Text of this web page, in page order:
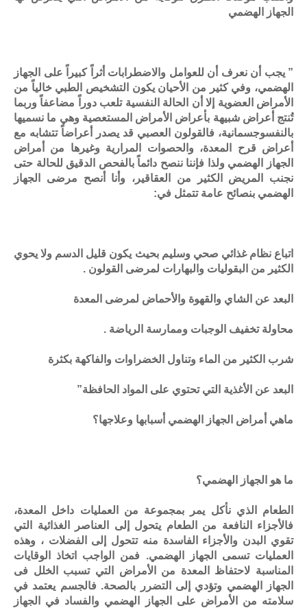
الجهاز الهضمي
” يجب أن نعرف أن للعوامل والاضطرابات أثراً كبيراً على الجهاز
الهضمي، وفي كثير من الأحيان يكون التشخيص الطبي خالياً من
الأمراض العضوية إلا أن الحالة النفسية تلعب دوراً مضاعفاً وربما
تُنتج أعراض شبيهة بأعراض الأمراض المستعصية وهي ما نسميها
بالنفسوجسمانية، فالقولون العصبي قد يصدر أعراضاً تتشابه مع
أعراض قرح المعدة، والحصوات المرارية وغيرها من أمراض
الجهاز الهضمي ولذا فإننا ننصح دائماً بالفحص الدقيق للحالة حتى
نجنب المريض الكثير من العقاقير، وأنا أنصح مرضى الجهاز
الهضمي بنصائح عامة تتمثل في:
اتباع نظام غذائي صحي وسليم بحيث يكون قليل الدسم ولا يحوي
الكثير من البقوليات والبهارات لمرضى القولون .
البعد عن الشاي والقهوة والأحماض لمرضى المعدة
محاولة تخفيف الوجبات وممارسة الرياضة .
شرب الكثير من الماء وتناول الخضراوات والفاكهة بكثرة
البعد عن الأغذية التي تحتوي على المواد الحافظة”
ماهي أمراض الجهاز الهضمي أسبابها وعلاجها؟
ما هو الجهاز الهضمي؟
الطعام الذي نأكل يمر بمجموعة من العمليات داخل المعدة،
فالأجزاء النافعة من الطعام يتحول إلى العناصر الغذائية التي
تقوي البدن والأجزاء الفاسدة منه تتحول إلى الفضلات ، وهذه
العمليات تسمى الجهاز الهضمي. فمن الواجب اتخاذ الوقايات
المناسبة لاحتفاظ المعدة من الأمراض التي تسبب الخلل فى
الجهاز الهضمي وتؤدي إلى التضرر بالصحة. فالجسم يعتمد في
سلامته من الأمراض على الجهاز الهضمي والفساد في الجهاز